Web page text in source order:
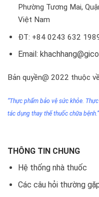
Phường Tương Mai,
Việt Nam
ĐT: +84 0243 632
Email:
Bản quyền@ 2022 thuộc
“Thực phẩm bảo vệ sức khỏe.
tác dụng thay thế thuốc chữa bệnh.”
THÔNG TIN CHUNG
Hệ thống nhà thuốc
Các câu hỏi thường